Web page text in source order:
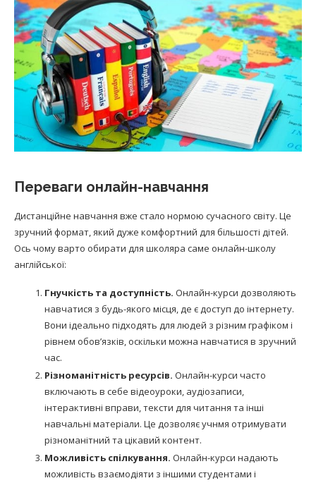
Переваги онлайн-навчання
Дистанційне навчання вже стало нормою сучасного світу. Це
зручний формат, який дуже комфортний для більшості дітей.
Ось чому варто обирати для школяра саме онлайн-школу
англійської:
Гнучкість та доступність. Онлайн-курси дозволяють
навчатися з будь-якого місця, де є доступ до інтернету.
Вони ідеально підходять для людей з різним графіком і
рівнем обов’язків, оскільки можна навчатися в зручний
час.
Різноманітність ресурсів. Онлайн-курси часто
включають в себе відеоуроки, аудіозаписи,
інтерактивні вправи, тексти для читання та інші
навчальні матеріали. Це дозволяє учнмя отримувати
різноманітний та цікавий контент.
Можливість спілкування. Онлайн-курси надають
можливість взаємодіяти з іншими студентами і